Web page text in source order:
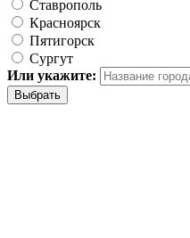
Ставрополь
Красноярск
Пятигорск
Сургут
Или укажите: